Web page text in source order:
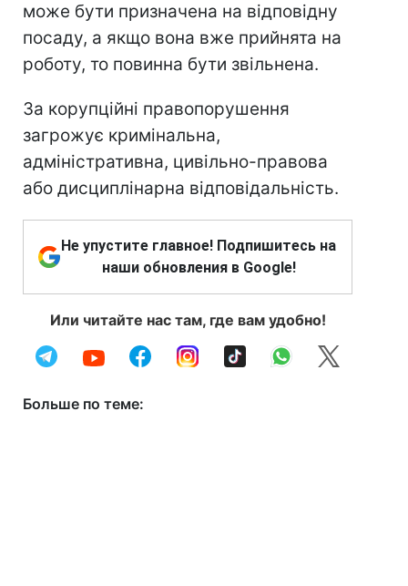
може бути призначена на відповідну
посаду, а якщо вона вже прийнята на
роботу, то повинна бути звільнена.
За корупційні правопорушення
загрожує кримінальна,
адміністративна, цивільно-правова
або дисциплінарна відповідальність.
Не упустите главное! Подпишитесь на
наши обновления в Google!
Или читайте нас там, где вам удобно!
Больше по теме: